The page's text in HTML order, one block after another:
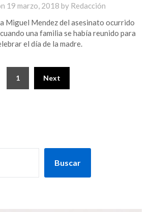
19 marzo, 2018 by Redacción
Miguel Mendez del asesinato ocurrido
una familia se había reunido para
el día de la madre.
1 Next
Buscar